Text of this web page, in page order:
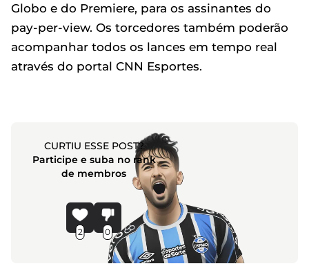
Globo e do Premiere, para os assinantes do
pay-per-view. Os torcedores também poderão
acompanhar todos os lances em tempo real
através do portal CNN Esportes.
CURTIU ESSE POST?
Participe e suba no rank
de membros
2 0